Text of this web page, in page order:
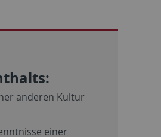
anderen Kultur
einer